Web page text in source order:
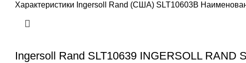
Характеристики Ingersoll Rand (США) SLT10603B
Ingersoll Rand SLT10639 INGERSOLL RAND